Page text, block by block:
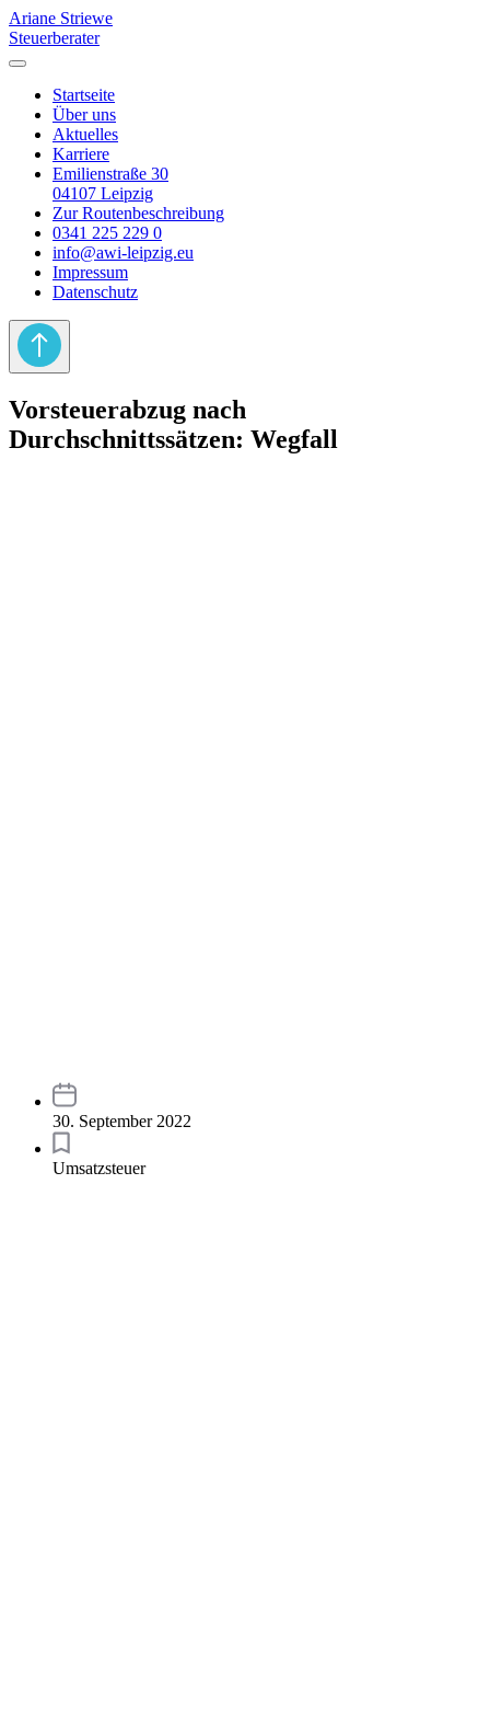
Ariane Striewe
Steuerberater
Startseite
Über uns
Aktuelles
Karriere
Emilienstraße 30
04107 Leipzig
Zur Routenbeschreibung
0341 225 229 0
info@awi-leipzig.eu
Impressum
Datenschutz
Vorsteuerabzug nach
Durchschnittssätzen: Wegfall
30. September 2022
Umsatzsteuer